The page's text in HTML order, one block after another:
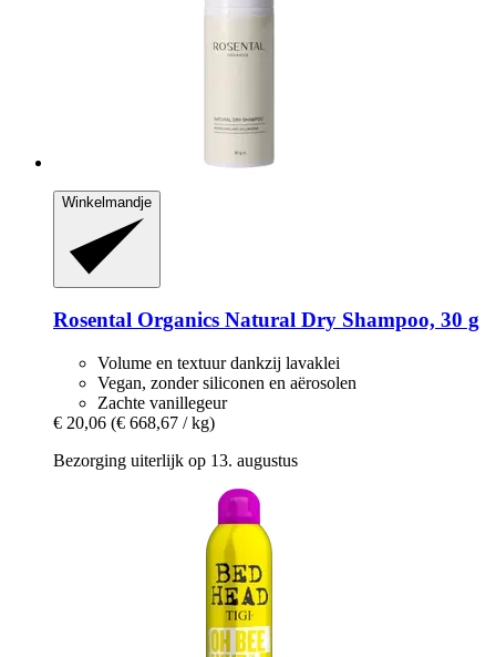
Winkelmandje
Rosental Organics Natural Dry Shampoo, 30 g
Volume en textuur dankzij lavaklei
Vegan, zonder siliconen en aërosolen
Zachte vanillegeur
€ 20,06 (€ 668,67 / kg)
Bezorging uiterlijk op 13. augustus